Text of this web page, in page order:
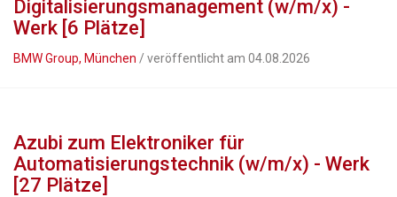
Digitalisierungsmanagement (w/m/x) -
Werk [6 Plätze]
BMW Group, München / veröffentlicht am 04.08.2026
Azubi zum Elektroniker für
Automatisierungstechnik (w/m/x) - Werk
[27 Plätze]